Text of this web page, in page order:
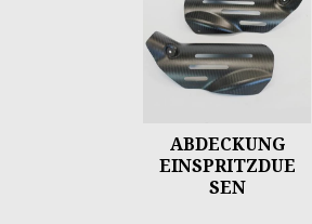
ABDECKUNG
EINSPRITZDUE
SEN